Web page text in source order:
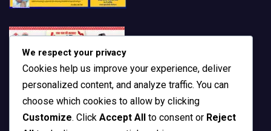
We respect your privacy
Cookies help us improve your experience, deliver
personalized content, and analyze traffic. You can
choose which cookies to allow by clicking
Customize. Click Accept All to consent or Reject